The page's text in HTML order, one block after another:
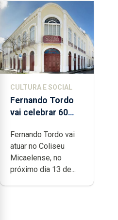
CULTURA E SOCIAL
Fernando Tordo
vai celebrar 60
no Coliseu
Micaelense
Fernando Tordo vai
atuar no Coliseu
Micaelense, no
próximo dia 13 de...